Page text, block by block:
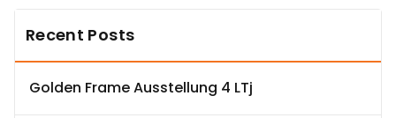
Recent Posts
Golden Frame Ausstellung 4 LTj